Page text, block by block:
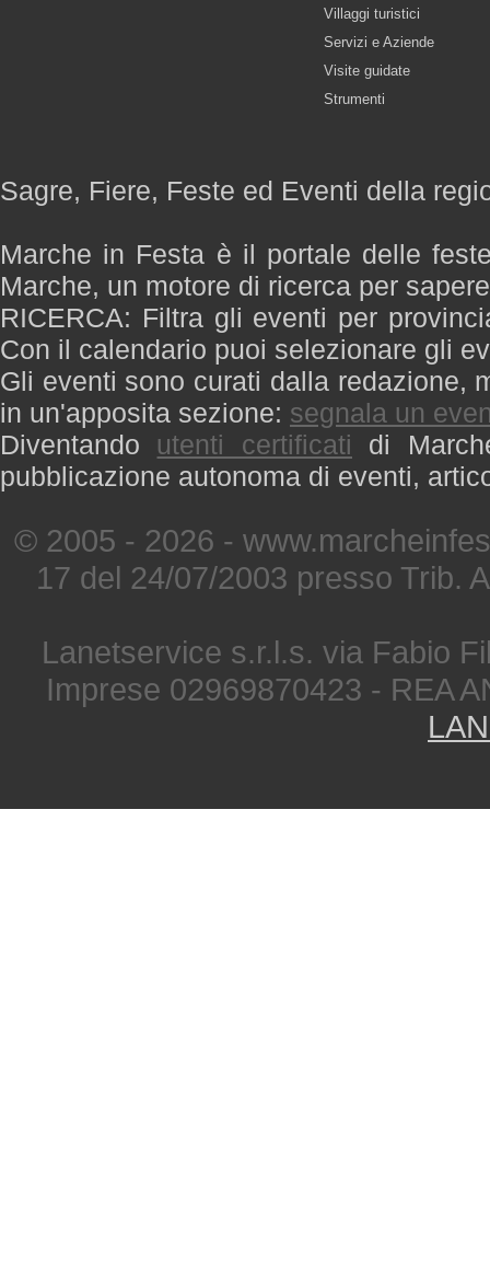
Villaggi turistici
Servizi e Aziende
Visite guidate
Strumenti
Sagre, Fiere, Feste ed Eventi della
Marche in Festa è il portale delle
Marche, un motore di ricerca per
RICERCA: Filtra gli eventi per
Con il calendario puoi selezionare gli
Gli eventi sono curati dalla redazione,
in un'apposita sezione: segnala un
Diventando utenti certificati di
pubblicazione autonoma di eventi,
© 2005 - 2026 -
17 del 24/07/2003 presso Trib.
Lanetservice s.r.l.s. via Fabio
Imprese 02969870423 - REA